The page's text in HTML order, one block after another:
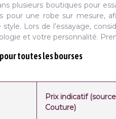
plusieurs boutiques pour
pour une robe sur mesure,
Lors de l’essayage,
et votre personnalité.
toutes les bourses
Prix indicatif
Couture)